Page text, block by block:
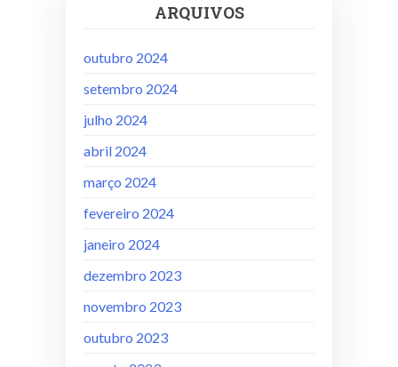
ARQUIVOS
outubro 2024
setembro 2024
julho 2024
abril 2024
março 2024
fevereiro 2024
janeiro 2024
dezembro 2023
novembro 2023
outubro 2023